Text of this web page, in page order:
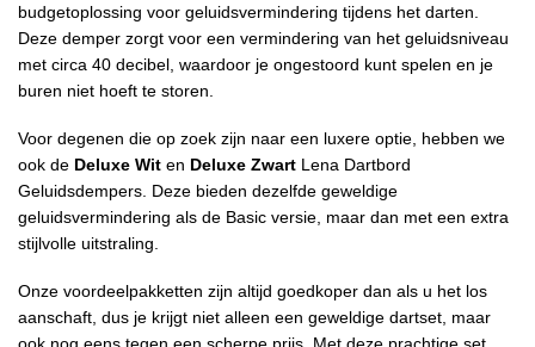
budgetoplossing voor geluidsvermindering tijdens het darten.
Deze demper zorgt voor een vermindering van het geluidsniveau
met circa 40 decibel, waardoor je ongestoord kunt spelen en je
buren niet hoeft te storen.
Voor degenen die op zoek zijn naar een luxere optie, hebben we
ook de Deluxe Wit en Deluxe Zwart Lena Dartbord
Geluidsdempers. Deze bieden dezelfde geweldige
geluidsvermindering als de Basic versie, maar dan met een extra
stijlvolle uitstraling.
Onze voordeelpakketten zijn altijd goedkoper dan als u het los
aanschaft, dus je krijgt niet alleen een geweldige dartset, maar